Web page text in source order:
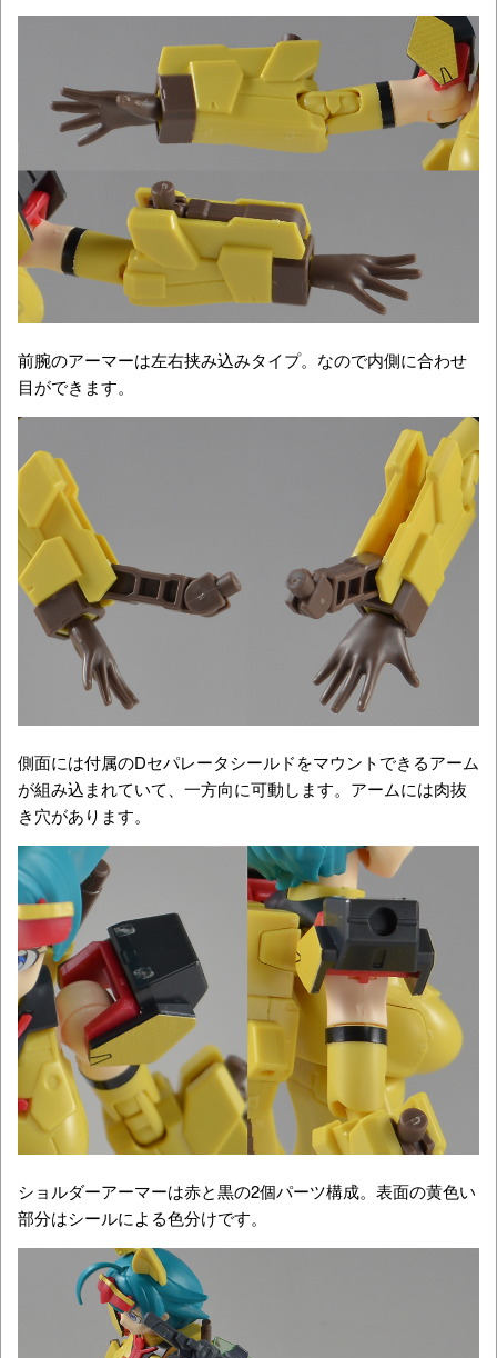
前腕のアーマーは左右挟み込みタイプ。なので内側に合わせ
目ができます。
側面には付属のDセパレータシールドをマウントできるアーム
が組み込まれていて、一方向に可動します。アームには肉抜
き穴があります。
ショルダーアーマーは赤と黒の2個パーツ構成。表面の黄色い
部分はシールによる色分けです。